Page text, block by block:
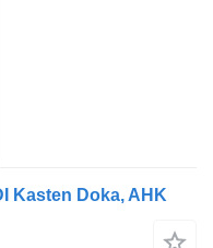
Kasten Doka, AHK